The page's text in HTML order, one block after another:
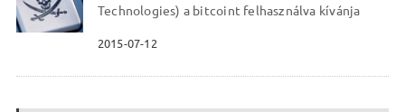
Technologies) a bitcoint felhasználva kívánja
2015-07-12